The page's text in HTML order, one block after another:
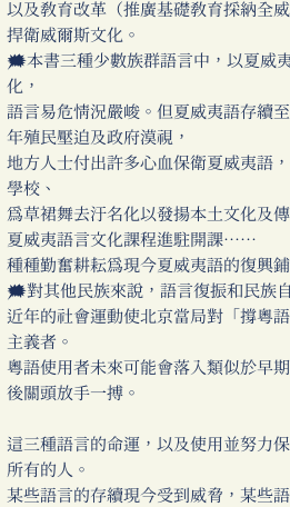
以及教育改革（推廣基礎教育採納全
捍衛威爾斯文化。
🗯本書三種少數族群語言中，以夏威
化，
語言易危情況嚴峻。但夏威夷語存續
年殖民壓迫及政府漠視，
地方人士付出許多心血保衛夏威夷語
學校、
為草裙舞去汙名化以發揚本土文化及
夏威夷語言文化課程進駐開課……
種種勤奮耕耘為現今夏威夷語的復興鋪
🗯對其他民族來說，語言復振和民族
近年的社會運動使北京當局對「撐粵
主義者。
粵語使用者未來可能會落入類似於早
後關頭放手一搏。
這三種語言的命運，以及使用並努力
所有的人。
某些語言的存續現今受到威脅，某些